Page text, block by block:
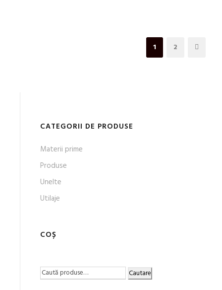
1 2
CATEGORII DE PRODUSE
Materii prime
Produse
Unelte
Utilaje
COȘ
Cautare